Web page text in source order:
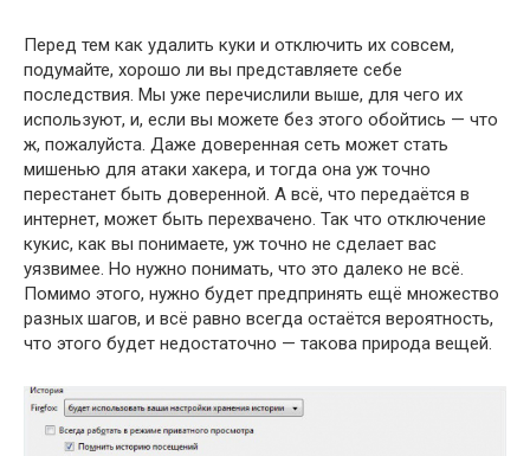
Перед тем как удалить куки и отключить их совсем,
подумайте, хорошо ли вы представляете себе
последствия. Мы уже перечислили выше, для чего их
используют, и, если вы можете без этого обойтись — что
ж, пожалуйста. Даже доверенная сеть может стать
мишенью для атаки хакера, и тогда она уж точно
перестанет быть доверенной. А всё, что передаётся в
интернет, может быть перехвачено. Так что отключение
кукис, как вы понимаете, уж точно не сделает вас
уязвимее. Но нужно понимать, что это далеко не всё.
Помимо этого, нужно будет предпринять ещё множество
разных шагов, и всё равно всегда остаётся вероятность,
что этого будет недостаточно — такова природа вещей.